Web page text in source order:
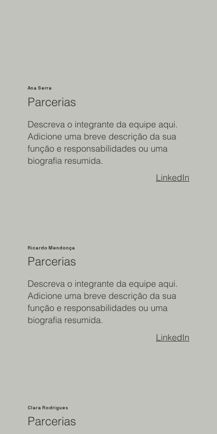
Ana Serra
Parcerias
Descreva o integrante da equipe aqui.
Adicione uma breve descrição da sua
função e responsabilidades ou uma
biografia resumida.
LinkedIn
Ricardo Mendonça
Parcerias
Descreva o integrante da equipe aqui.
Adicione uma breve descrição da sua
função e responsabilidades ou uma
biografia resumida.
LinkedIn
Clara Rodrigues
Parcerias